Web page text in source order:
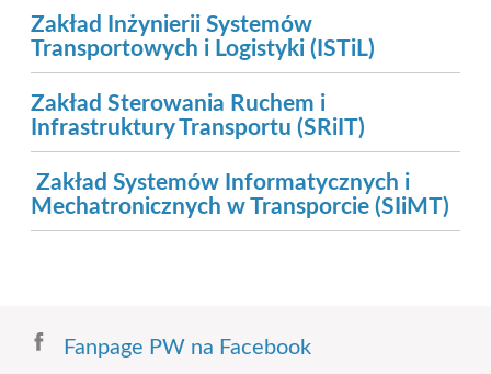
Zakład Inżynierii Systemów
Transportowych i Logistyki (ISTiL)
Zakład Sterowania Ruchem i
Infrastruktury Transportu (SRiIT)
Zakład Systemów Informatycznych i
Mechatronicznych w Transporcie (SIiMT)
Fanpage PW na Facebook